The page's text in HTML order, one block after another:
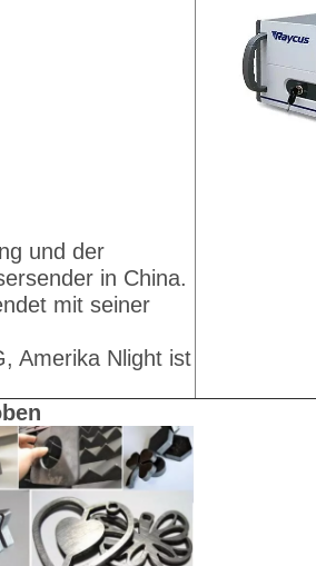
und der
in China.
mit seiner
Amerika Nlight ist